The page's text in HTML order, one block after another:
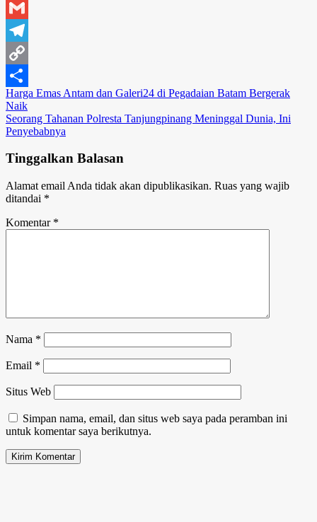
X
Gmail
Telegram
Copy
Link
Share
Navigasi
pos
Harga Emas Antam dan Galeri24 di Pegadaian Batam Bergerak
Naik
Seorang Tahanan Polresta Tanjungpinang Meninggal Dunia, Ini
Penyebabnya
Tinggalkan Balasan
Alamat email Anda tidak akan dipublikasikan. Ruas yang wajib
ditandai *
Komentar *
Nama *
Email *
Situs Web
Simpan nama, email, dan situs web saya pada peramban ini
untuk komentar saya berikutnya.